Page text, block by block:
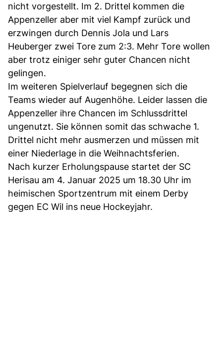
nicht vorgestellt. Im 2. Drittel kommen die
Appenzeller aber mit viel Kampf zurück und
erzwingen durch Dennis Jola und Lars
Heuberger zwei Tore zum 2:3. Mehr Tore wollen
aber trotz einiger sehr guter Chancen nicht
gelingen.
Im weiteren Spielverlauf begegnen sich die
Teams wieder auf Augenhöhe. Leider lassen die
Appenzeller ihre Chancen im Schlussdrittel
ungenutzt. Sie können somit das schwache 1.
Drittel nicht mehr ausmerzen und müssen mit
einer Niederlage in die Weihnachtsferien.
Nach kurzer Erholungspause startet der SC
Herisau am 4. Januar 2025 um 18.30 Uhr im
heimischen Sportzentrum mit einem Derby
gegen EC Wil ins neue Hockeyjahr.